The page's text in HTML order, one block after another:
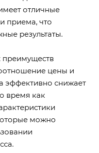
отличные
приема, что
результаты.
цены и
эффективно снижает
время как
можно